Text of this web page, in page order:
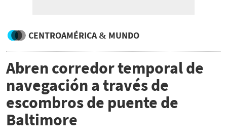
CENTROAMÉRICA & MUNDO
Abren corredor temporal de
navegación a través de
escombros de puente de
Baltimore